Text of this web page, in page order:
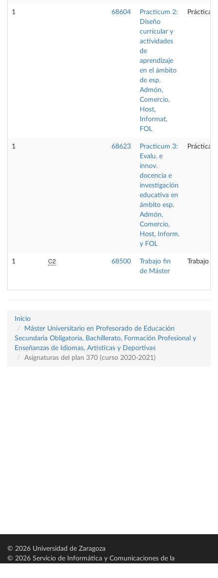
1 68604
Practicum 2:
Diseño
curricular y
actividades
de
aprendizaje
en el ámbito
de esp.
Admón,
Comercio,
Host,
Informat,
FOL
Prácticas
1 68623
Practicum 3:
Evalu. e
innov.
docencia e
investigación
educativa en
ámbito esp.
Admón,
Comercio,
Host, Inform.
y FOL
Prácticas
1 C2 68500
Trabajo fin
de Máster
Trabajo
Inicio
Máster Universitario en Profesorado de Educación
Secundaria Obligatoria, Bachillerato, Formación Profesional y
Enseñanzas de Idiomas, Artísticas y Deportivas
Asignaturas del plan 370 (curso 2020-2021)
© 2026 Universidad de Zaragoza
© 2026 Servicio de Informática y Comunicaciones de la